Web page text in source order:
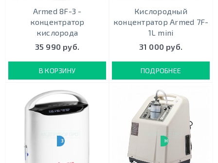
Armed 8F-3 -
концентратор
кислорода
35 990 руб.
В КОРЗИНУ
Кислородный
концентратор Armed 7F-
1L mini
31 000 руб.
ПОДРОБНЕЕ
3 ЛИТРА НОВИНКА